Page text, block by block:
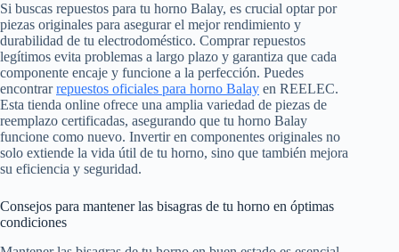
Si buscas repuestos para tu horno Balay, es crucial optar por
piezas originales para asegurar el mejor rendimiento y
durabilidad de tu electrodoméstico. Comprar repuestos
legítimos evita problemas a largo plazo y garantiza que cada
componente encaje y funcione a la perfección. Puedes
encontrarrepuestos oficiales para horno Balay en REELEC.
Esta tienda online ofrece una amplia variedad de piezas de
reemplazo certificadas, asegurando que tu horno Balay
funcione como nuevo. Invertir en componentes originales no
solo extiende la vida útil de tu horno, sino que también mejora
su eficiencia y seguridad.
Consejos para mantener las bisagras de tu horno en óptimas
condiciones